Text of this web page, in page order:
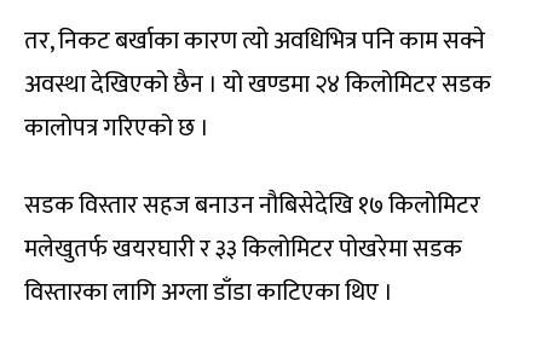
तर, निकट बर्खाका कारण त्यो अवधिभित्र पनि काम सक्ने
अवस्था देखिएको छैन । यो खण्डमा २४ किलोमिटर सडक
कालोपत्र गरिएको छ ।
सडक विस्तार सहज बनाउन नौबिसेदेखि १७ किलोमिटर
मलेखुतर्फ खयरघारी र ३३ किलोमिटर पोखरेमा सडक
विस्तारका लागि अग्ला डाँडा काटिएका थिए ।